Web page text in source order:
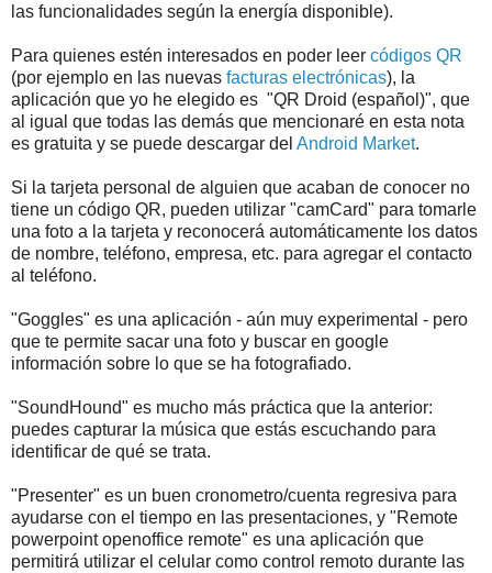
las funcionalidades según la energía disponible).
Para quienes estén interesados en poder leer códigos QR
(por ejemplo en las nuevas facturas electrónicas), la
aplicación que yo he elegido es "QR Droid (español)", que
al igual que todas las demás que mencionaré en esta nota
es gratuita y se puede descargar del Android Market.
Si la tarjeta personal de alguien que acaban de conocer no
tiene un código QR, pueden utilizar "camCard" para tomarle
una foto a la tarjeta y reconocerá automáticamente los datos
de nombre, teléfono, empresa, etc. para agregar el contacto
al teléfono.
"Goggles" es una aplicación - aún muy experimental - pero
que te permite sacar una foto y buscar en google
información sobre lo que se ha fotografiado.
"SoundHound" es mucho más práctica que la anterior:
puedes capturar la música que estás escuchando para
identificar de qué se trata.
"Presenter" es un buen cronometro/cuenta regresiva para
ayudarse con el tiempo en las presentaciones, y "Remote
powerpoint openoffice remote" es una aplicación que
permitirá utilizar el celular como control remoto durante las